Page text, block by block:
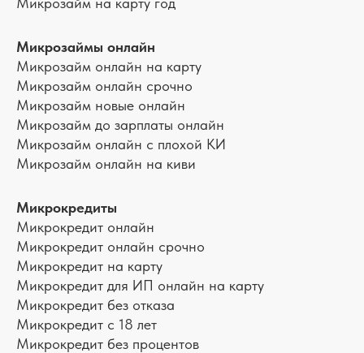
Микрозаймы онлайн
Микрозайм онлайн на карту
Микрозайм онлайн срочно
Микрозайм новые онлайн
Микрозайм до зарплаты онлайн
Микрозайм онлайн с плохой КИ
Микрозайм онлайн на киви
Микрокредиты
Микрокредит онлайн
Микрокредит онлайн срочно
Микрокредит на карту
Микрокредит для ИП онлайн на карту
Микрокредит без отказа
Микрокредит с 18 лет
Микрокредит без процентов